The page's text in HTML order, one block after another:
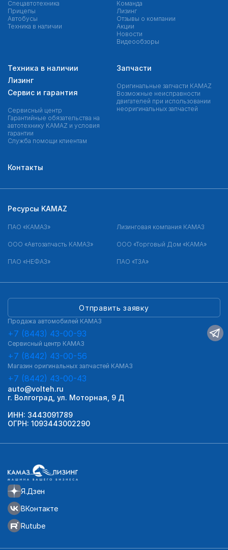
Спецавтотехника
Прицепы
Автобусы
Техника в наличии
Команда
Лизинг
Отзывы о компании
Акции
Новости
Видеообзоры
Техника в наличии
Лизинг
Сервис и гарантия
Сервисный центр
Гарантийные обязательства на
автотехнику KAMAZ и условия
гарантии
Служба помощи клиентам
Запчасти
Оригинальные запчасти КAMAZ
Возможные неисправности
двигателей при использовании
неоригинальных запчастей
Контакты
Я.Дзен
ВКонтакте
Rutube
Отправить заявку
Продажа автомобилей КАМАЗ
+7 (8443) 43-00-93
Сервисный центр КАМАЗ
+7 (8442) 43-00-56
Магазин оригинальных запчастей КАМАЗ
+7 (8442) 43-00-43
auto@volteh.ru
г. Волгоград, ул. Моторная, 9 Д
ИНН: 3443091789
ОГРН: 1093443002290
Ресурсы KAMAZ
ПАО «КАМАЗ» Лизинговая компания КАМАЗ
ООО «Автозапчасть КАМАЗ» ООО «Торговый Дом «КАМА»
ПАО «НЕФАЗ» ПАО «ТЗА»